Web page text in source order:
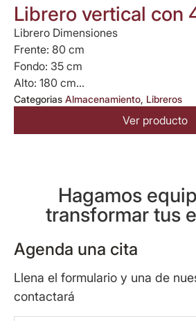
Librero vertical con
Librero Dimensiones
Frente: 80 cm
Fondo: 35 cm
Alto: 180 cm...
Categorias Almacenamiento, Libreros
Ver producto
Hagamos
transformar tus
Agenda una cita
Llena el formulario y una de
contactará